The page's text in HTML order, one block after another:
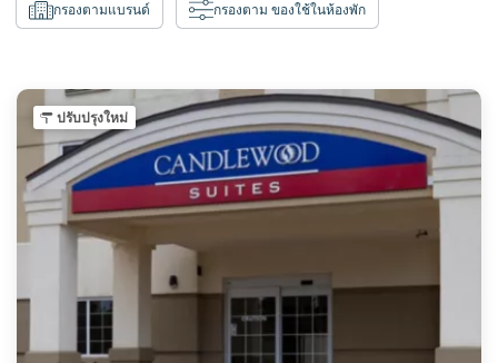
กรองตามแบรนด์ กรองตาม ของใช้ในห้องพัก
ปรับปรุงใหม่